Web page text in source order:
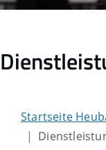
Startseite